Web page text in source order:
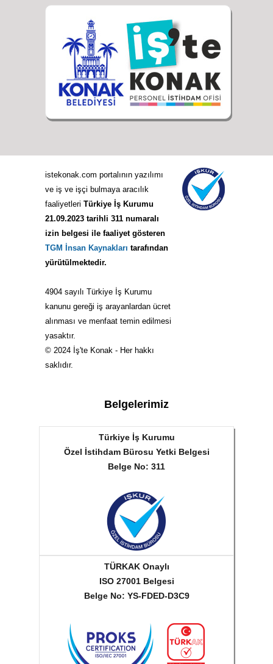
istekonak.com portalının yazılımı
ve iş ve işçi bulmaya aracılık
faaliyetleri Türkiye İş Kurumu
21.09.2023 tarihli 311 numaralı
izin belgesi ile faaliyet gösteren
TGM İnsan Kaynakları tarafından
yürütülmektedir.
4904 sayılı Türkiye İş Kurumu
kanunu gereği iş arayanlardan ücret
alınması ve menfaat temin edilmesi
yasaktır.
© 2024 İş'te Konak - Her hakkı
saklıdır.
Belgelerimiz
Türkiye İş Kurumu
Özel İstihdam Bürosu Yetki Belgesi
Belge No: 311
TÜRKAK Onaylı
ISO 27001 Belgesi
Belge No: YS-FDED-D3C9